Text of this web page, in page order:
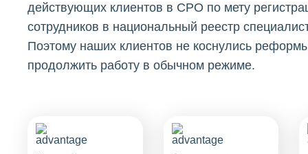
действующих клиентов в СРО по мету
сотрудников в национальный реестр
Поэтому наших клиентов не коснулись
продолжить работу в обычном режиме.